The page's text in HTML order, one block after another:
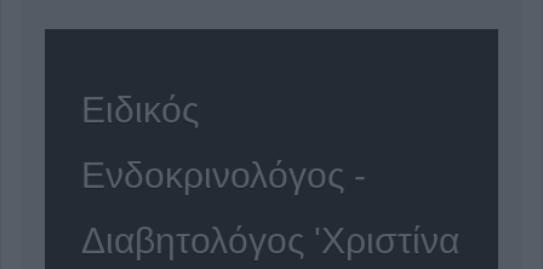
Ειδικός
Ενδοκρινολόγος -
Διαβητολόγος 'Χριστίνα